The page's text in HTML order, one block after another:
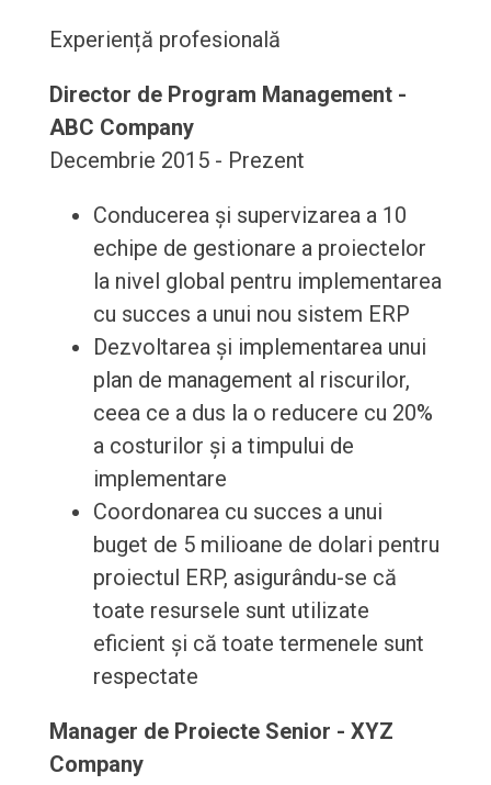
Experiență profesională
Director de Program Management -
ABC Company
Decembrie 2015 - Prezent
Conducerea și supervizarea a 10
echipe de gestionare a proiectelor
la nivel global pentru implementarea
cu succes a unui nou sistem ERP
Dezvoltarea și implementarea unui
plan de management al riscurilor,
ceea ce a dus la o reducere cu 20%
a costurilor și a timpului de
implementare
Coordonarea cu succes a unui
buget de 5 milioane de dolari pentru
proiectul ERP, asigurându-se că
toate resursele sunt utilizate
eficient și că toate termenele sunt
respectate
Manager de Proiecte Senior - XYZ
Company